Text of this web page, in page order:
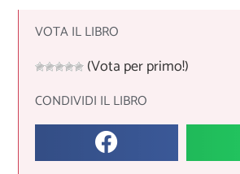
VOTA IL LIBRO
(Vota per primo!)
CONDIVIDI IL LIBRO